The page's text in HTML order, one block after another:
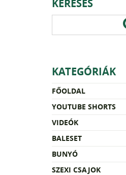
KERESÉS
KATEGÓRIÁK
FŐOLDAL
YOUTUBE SHORTS
VIDEÓK
BALESET
BUNYÓ
SZEXI CSAJOK